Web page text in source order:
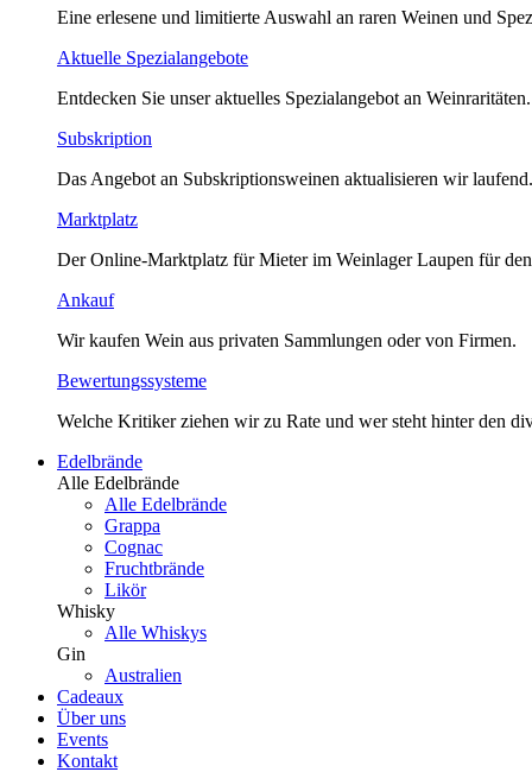
Eine erlesene und limitierte Auswahl an raren Weinen und
Aktuelle Spezialangebote
Entdecken Sie unser aktuelles Spezialangebot an Weinraritäten.
Subskription
Das Angebot an Subskriptionsweinen aktualisieren wir laufend.
Marktplatz
Der Online-Marktplatz für Mieter im Weinlager Laupen für
Ankauf
Wir kaufen Wein aus privaten Sammlungen oder von Firmen.
Bewertungssysteme
Welche Kritiker ziehen wir zu Rate und wer steht hinter den
Edelbrände
Alle Edelbrände
Alle Edelbrände
Grappa
Cognac
Fruchtbrände
Likör
Whisky
Alle Whiskys
Gin
Australien
Cadeaux
Über uns
Events
Kontakt